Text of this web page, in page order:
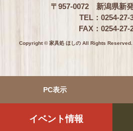
〒957-0072 新潟県新
TEL：0254-27-
FAX：0254-27-
Copyright © 家具処 ほしの All Rights Reserved.
PC表示
イベント情報